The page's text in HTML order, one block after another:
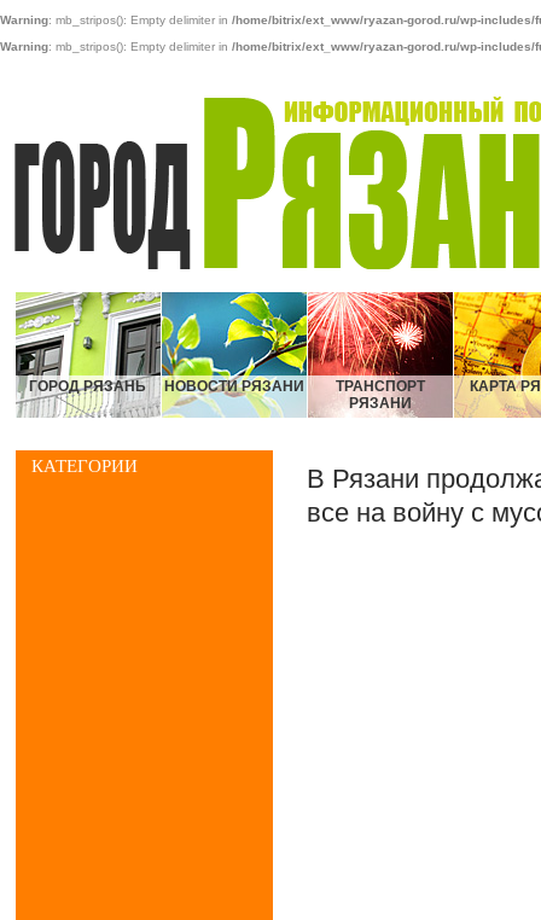
Warning: mb_stripos(): Empty delimiter in /home/bitrix/ext_www/ryazan-gorod.ru/wp-includes/
Warning: mb_stripos(): Empty delimiter in /home/bitrix/ext_www/ryazan-gorod.ru/wp-includes/
ГОРОД РЯЗАНЬ НОВОСТИ РЯЗАНИ
ТРАНСПОРТ
РЯЗАНИ
КАРТА
КАТЕГОРИИ
В Рязани
все на войну с